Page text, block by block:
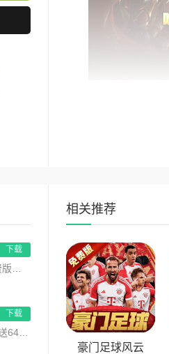
4、多元活动海
5、热血攻城王
消消大亨(0.1折免费版送6480)是一款现代商战题材模拟经营养成手游，创新建筑合成升级玩法，不肝不氪！玩家...
下载
豪门足球风云(每天送648)是FIFPRO国际职业球员协会正版授权3D足球经理手游，搭载顶级动作捕捉技术，还...
下载
相关推荐
豪门足球风云